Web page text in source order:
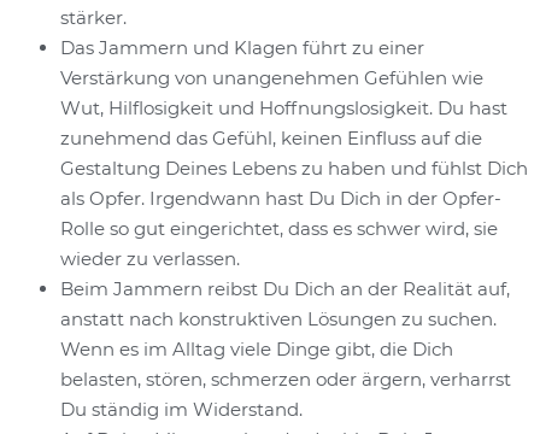
stärker.
Das Jammern und Klagen führt zu einer
Verstärkung von unangenehmen Gefühlen wie
Wut, Hilflosigkeit und Hoffnungslosigkeit. Du hast
zunehmend das Gefühl, keinen Einfluss auf die
Gestaltung Deines Lebens zu haben und fühlst Dich
als Opfer. Irgendwann hast Du Dich in der Opfer-
Rolle so gut eingerichtet, dass es schwer wird, sie
wieder zu verlassen.
Beim Jammern reibst Du Dich an der Realität auf,
anstatt nach konstruktiven Lösungen zu suchen.
Wenn es im Alltag viele Dinge gibt, die Dich
belasten, stören, schmerzen oder ärgern, verharrst
Du ständig im Widerstand.